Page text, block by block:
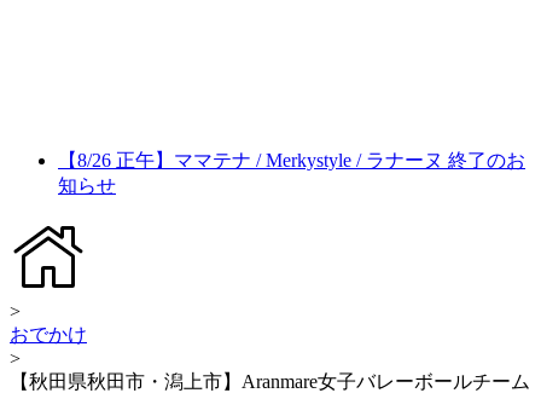
【8/26 正午】ママテナ / Merkystyle / ラナーヌ 終了のお
知らせ
>
おでかけ
>
【秋田県秋田市・潟上市】Aranmare女子バレーボールチーム